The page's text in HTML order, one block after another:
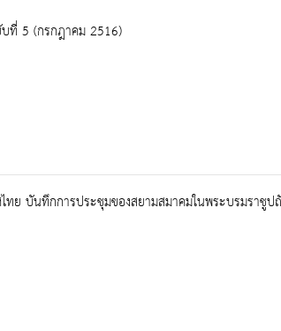
ที่ 5 (กรกฎาคม 2516)
ทย บันทึกการประชุมของสยามสมาคมในพระบรมราชูป